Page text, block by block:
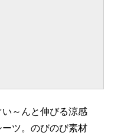
～んと伸びる涼感
ツ。のびのび素材